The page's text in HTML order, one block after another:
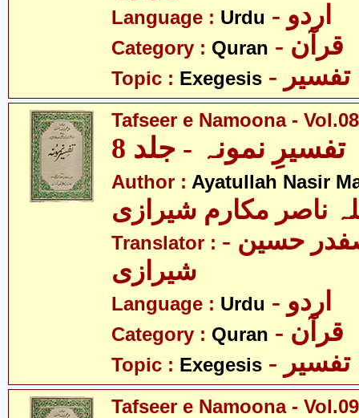
Language : Urdu - اردو
Category : Quran - قرآن
Topic : Exegesis - تفسیر
Tafseer e Namoona - Vol.08
تفسیرِ نمونہ - جلد 8
Author : Ayatullah Nasir
ناصر مکارم شیرازی
Translator : - مولانا سید صفدر حسین
شیرازی
Language : Urdu - اردو
Category : Quran - قرآن
Topic : Exegesis - تفسیر
Tafseer e Namoona - Vol.09